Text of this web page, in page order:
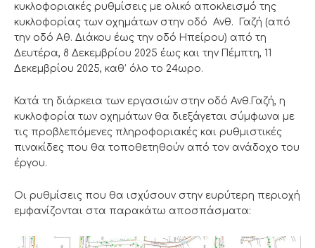
κυκλοφοριακές ρυθμίσεις με ολικό αποκλεισμό της
κυκλοφορίας των οχημάτων στην οδό Ανθ. Γαζή (από
την οδό Αθ. Διάκου έως την οδό Ηπείρου) από τη
Δευτέρα, 8 Δεκεμβρίου 2025 έως και την Πέμπτη, 11
Δεκεμβρίου 2025, καθ’ όλο το 24ωρο.
Κατά τη διάρκεια των εργασιών στην οδό Ανθ.Γαζή, η
κυκλοφορία των οχημάτων θα διεξάγεται σύμφωνα με
τις προβλεπόμενες πληροφοριακές και ρυθμιστικές
πινακίδες που θα τοποθετηθούν από τον ανάδοχο του
έργου.
Οι ρυθμίσεις που θα ισχύσουν στην ευρύτερη περιοχή
εμφανίζονται στα παρακάτω αποσπάσματα: